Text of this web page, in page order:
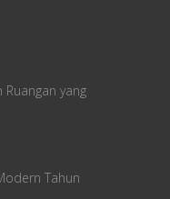
yang
Tahun